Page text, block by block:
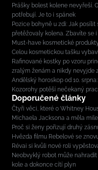
Prášky bolest kolene nevyřeší.
potřebují. Je to i spánek
Pozice bohyně u zdi: Jak
přetěžovaly kolena. Zbavíte se
Must-have kosmetické
Celou kosmetickou tašku
Rafinované kostky po vzoru
zralým ženám a nikdy nevyjde
Andělský horoskop od 10.
Kozorohy potěší nečekaný
Doporučené články
Čtyři věci, které o Whitney
Michaela Jacksona a měla
Proč si ženy pořizují druhý
Hvězda filmu Rebelové se
Révai si kvůli nové roli
Neobvyklý robot může
kole a dokonce cítí plyn